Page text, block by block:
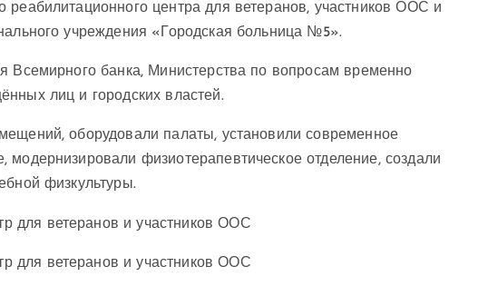
реабилитационного центра для ветеранов, участников ООС и
учреждения «Городская больница №5».
Всемирного банка, Министерства по вопросам временно
лиц и городских властей.
оборудовали палаты, установили современное
физиотерапевтическое отделение, создали
физкультуры.